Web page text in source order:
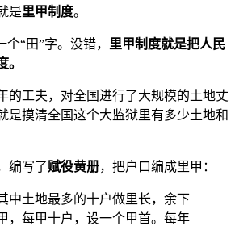
是里甲制度。
“田”字。没错，
里甲制度就是把人民
。
的工夫，对全国进行了大规模的土地丈
是摸清全国这个大监狱里有多少土地和
编写了赋役黄册，把户口编成里甲：
中土地最多的十户做里长，余下
，每甲十户，设一个甲首。每年